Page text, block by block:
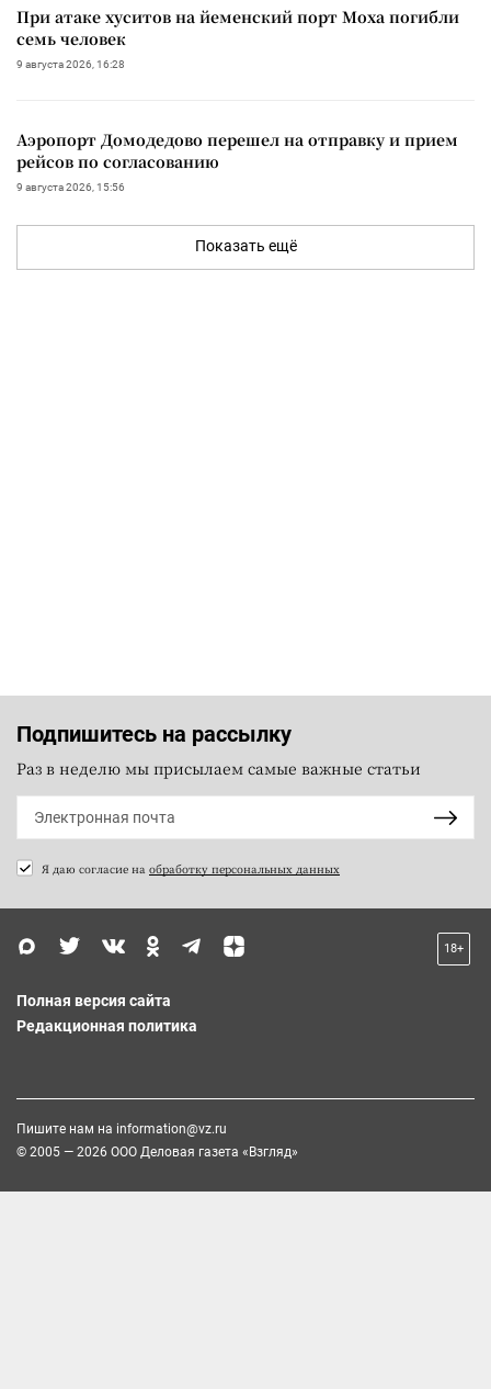
При атаке хуситов на йеменский порт Моха погибли
семь человек
9 августа 2026, 16:28
Аэропорт Домодедово перешел на отправку и прием
рейсов по согласованию
9 августа 2026, 15:56
Показать ещё
Подпишитесь на рассылку
Раз в неделю мы присылаем самые важные статьи
Я даю согласие на обработку персональных данных
18+
Полная версия сайта
Редакционная политика
Пишите нам на information@vz.ru
© 2005 — 2026 ООО Деловая газета «Взгляд»